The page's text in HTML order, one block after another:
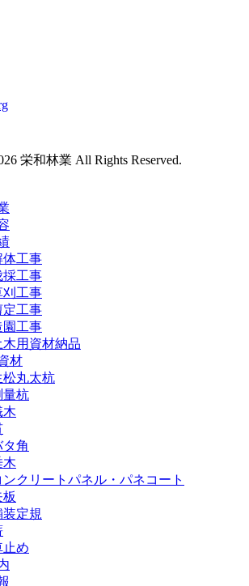
栄和林業 All Rights Reserved.
体工事
採工事
刈工事
定工事
園工事
木用資材納品
材
松丸太杭
量杭
木
タ角
木
ンクリートパネル・パネコート
板
装定規
止め